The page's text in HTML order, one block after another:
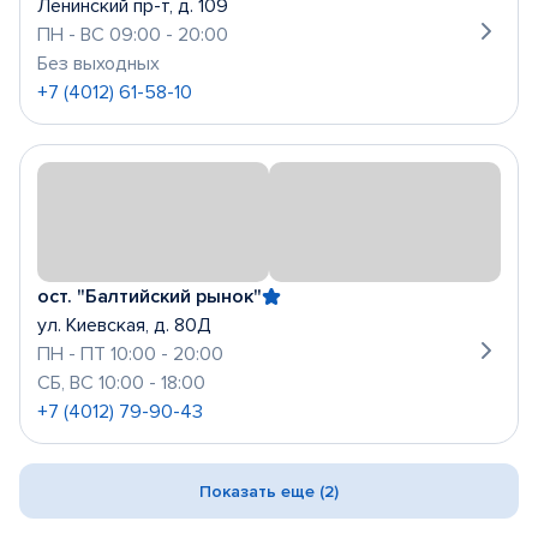
Ленинский пр-т, д. 109
ПН - ВС 09:00 - 20:00
Без выходных
+7 (4012) 61-58-10
ост. "Балтийский рынок"
ул. Киевская, д. 80Д
ПН - ПТ 10:00 - 20:00
СБ, ВС 10:00 - 18:00
+7 (4012) 79-90-43
Показать еще (2)